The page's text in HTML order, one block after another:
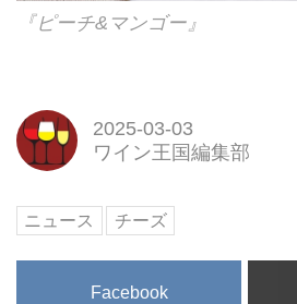
『ピーチ&マンゴー』
2025-03-03
ワイン王国編集部
ニュース チーズ
Facebook